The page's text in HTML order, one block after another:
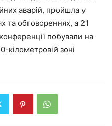
аварій, пройшла у
та обговореннях, а 21
побували на
кілометровій зоні